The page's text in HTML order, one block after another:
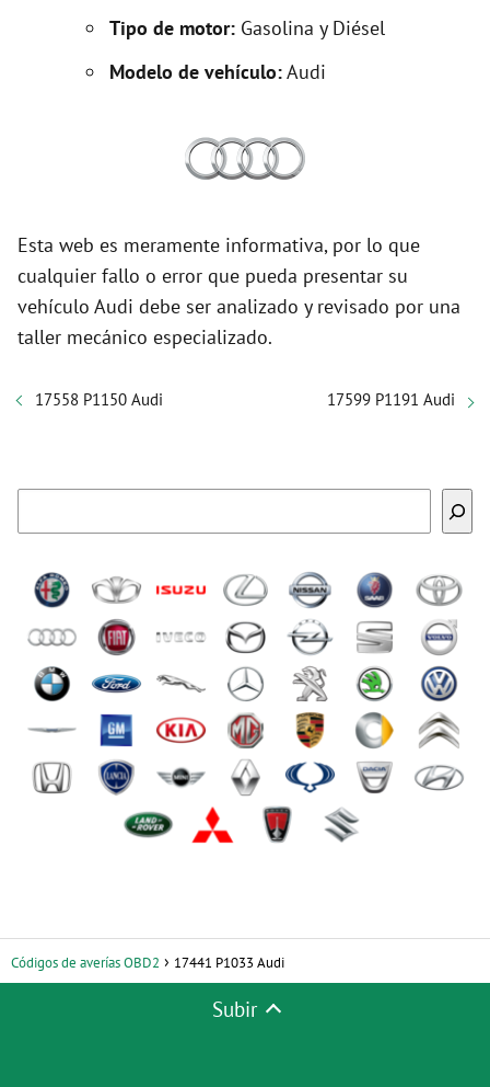
Tipo de motor: Gasolina y Diésel
Modelo de vehículo:Audi
Esta web es meramente informativa, por lo que
cualquier fallo o error que pueda presentar su
vehículo Audi debe ser analizado y revisado por una
taller mecánico especializado.
17558 P1150 Audi 17599 P1191 Audi
Códigos de averías OBD2 17441 P1033 Audi
Subir